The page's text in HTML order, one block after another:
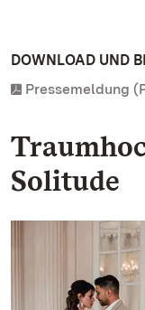
DOWNLOAD UND
Pressemeldung
Solitude